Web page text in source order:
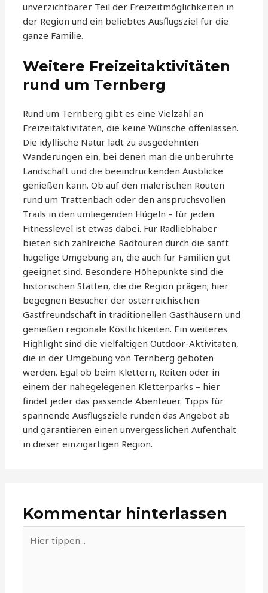
unverzichtbarer Teil der Freizeitmöglichkeiten in
der Region und ein beliebtes Ausflugsziel für die
ganze Familie.
Weitere Freizeitaktivitäten
rund um Ternberg
Rund um Ternberg gibt es eine Vielzahl an
Freizeitaktivitäten, die keine Wünsche offenlassen.
Die idyllische Natur lädt zu ausgedehnten
Wanderungen ein, bei denen man die unberührte
Landschaft und die beeindruckenden Ausblicke
genießen kann. Ob auf den malerischen Routen
rund um Trattenbach oder den anspruchsvollen
Trails in den umliegenden Hügeln – für jeden
Fitnesslevel ist etwas dabei. Für Radliebhaber
bieten sich zahlreiche Radtouren durch die sanft
hügelige Umgebung an, die auch für Familien gut
geeignet sind. Besondere Höhepunkte sind die
historischen Stätten, die die Region prägen; hier
begegnen Besucher der österreichischen
Gastfreundschaft in traditionellen Gasthäusern und
genießen regionale Köstlichkeiten. Ein weiteres
Highlight sind die vielfältigen Outdoor-Aktivitäten,
die in der Umgebung von Ternberg geboten
werden. Egal ob beim Klettern, Reiten oder in
einem der nahegelegenen Kletterparks – hier
findet jeder das passende Abenteuer. Tipps für
spannende Ausflugsziele runden das Angebot ab
und garantieren einen unvergesslichen Aufenthalt
in dieser einzigartigen Region.
Kommentar hinterlassen
tippen...